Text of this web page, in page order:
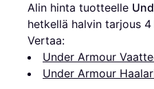
Alin hinta tuotteelle
hetkellä halvin tarjous 4
Vertaa:
Under Armour
Under Armour